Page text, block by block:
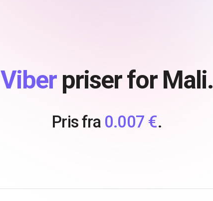
Viberpriser for Mali.
Pris fra 0.007 €.